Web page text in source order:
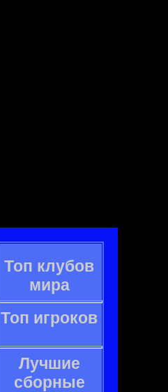
Топ клубов
мира
Топ игроков
Лучшие
сборные